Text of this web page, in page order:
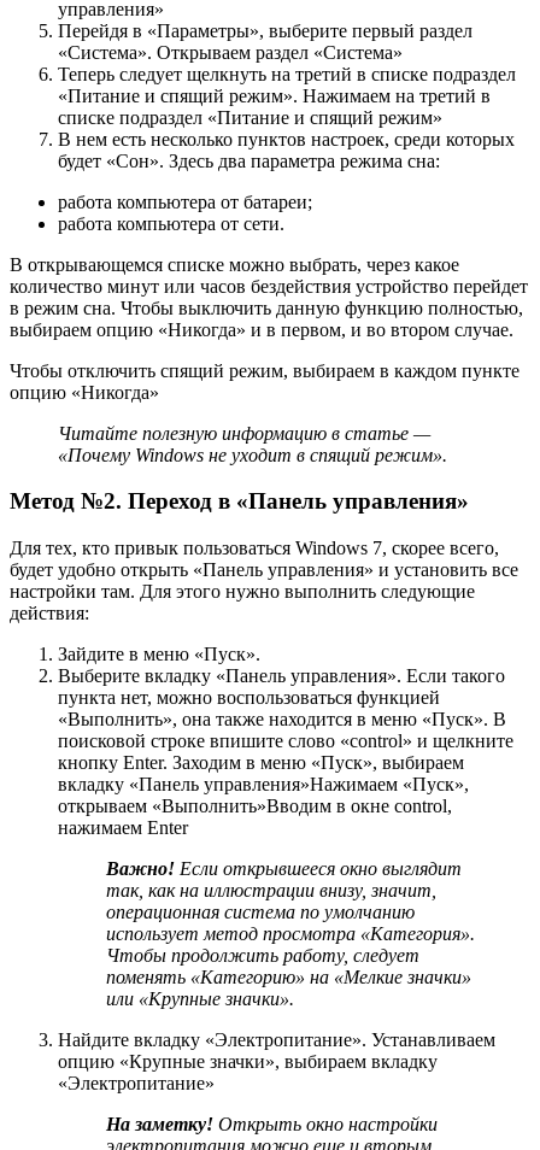
управления»
Перейдя в «Параметры», выберите первый раздел
«Система». Открываем раздел «Система»
Теперь следует щелкнуть на третий в списке подраздел
«Питание и спящий режим». Нажимаем на третий в
списке подраздел «Питание и спящий режим»
B нем есть несколько пунктов настроек, среди которых
будет «Сон». Здесь два параметра режима сна:
работа компьютера от батареи;
работа компьютера от сети.
В открывающемся списке можно выбрать, через какое
количество минут или часов бездействия устройство перейдет
в режим сна. Чтобы выключить данную функцию полностью,
выбираем опцию «Никогда» и в первом, и во втором случае.
Чтобы отключить спящий режим, выбираем в каждом пункте
опцию «Никогда»
Читайте полезную информацию в статье —
«Почему Windows не уходит в спящий режим».
Метод №2. Переход в «Панель управления»
Для тех, кто привык пользоваться Windows 7, скорее всего,
будет удобно открыть «Панель управления» и установить все
настройки там. Для этого нужно выполнить следующие
действия:
Зайдите в меню «Пуск».
Выберите вкладку «Панель управления». Если такого
пункта нет, можно воспользоваться функцией
«Выполнить», она также находится в меню «Пуск». B
поисковой строке впишите слово «соntrol» и щелкните
кнопку Enter. Заходим в меню «Пуск», выбираем
вкладку «Панель управления»Нажимаем «Пуск»,
открываем «Выполнить»Вводим в окне control,
нажимаем Enter
Важно! Если открывшееся окно выглядит
так, как на иллюстрации внизу, значит,
операционная система по умолчанию
использует метод просмотра «Категория».
Чтобы продолжить работу, следует
поменять «Категорию» на «Мелкие значки»
или «Крупные значки».
Найдите вкладку «Электропитание». Устанавливаем
опцию «Крупные значки», выбираем вкладку
«Электропитание»
На заметку! Открыть окно настройки
электропитания можно еще и вторым